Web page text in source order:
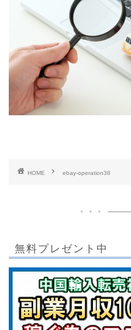
HOME ebay-operation38
無料プレゼント中